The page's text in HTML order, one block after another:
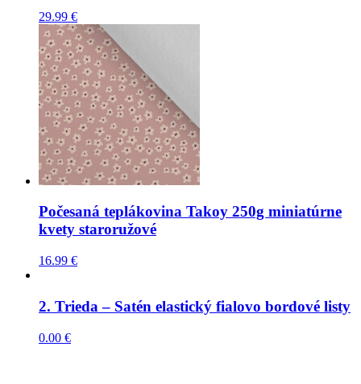
29.99 €
Počesaná teplákovina Takoy 250g miniatúrne
kvety staroružové
16.99 €
2. Trieda – Satén elastický fialovo bordové listy
0.00 €